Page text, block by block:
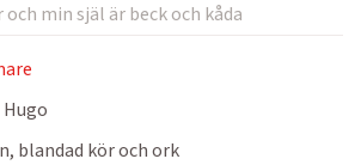
min själ är beck och kåda
blandad kör och ork